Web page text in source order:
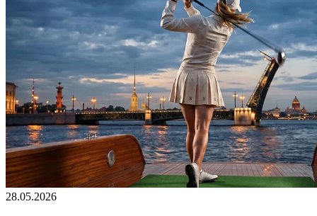
28.05.2026